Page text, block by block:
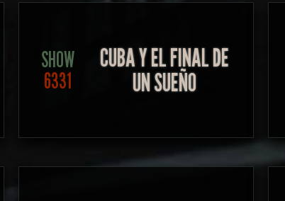
SHOW
6331
CUBA Y EL FINAL DE
UN SUEÑO